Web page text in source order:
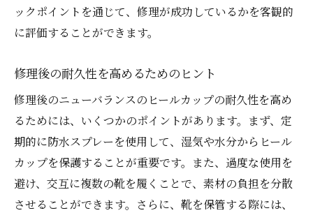
ックポイントを通じて、修理が成功しているかを客観的
に評価することができます。
修理後の耐久性を高めるためのヒント
修理後のニューバランスのヒールカップの耐久性を高め
るためには、いくつかのポイントがあります。まず、定
期的に防水スプレーを使用して、湿気や水分からヒール
カップを保護することが重要です。また、過度な使用を
避け、交互に複数の靴を履くことで、素材の負担を分散
させることができます。さらに、靴を保管する際には、